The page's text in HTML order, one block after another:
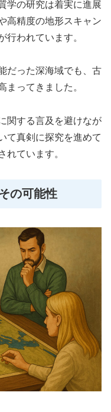
学の研究は着実に進展
高精度の地形スキャン
行われています。
だった深海域でも、古
まってきました。
関する言及を避けなが
て真剣に探究を進めて
れています。
の可能性